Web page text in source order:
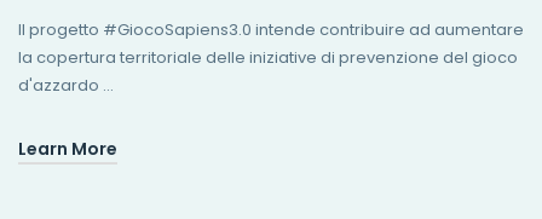
Il progetto #GiocoSapiens3.0 intende contribuire ad aumentare
la copertura territoriale delle iniziative di prevenzione del gioco
d'azzardo …
Learn More